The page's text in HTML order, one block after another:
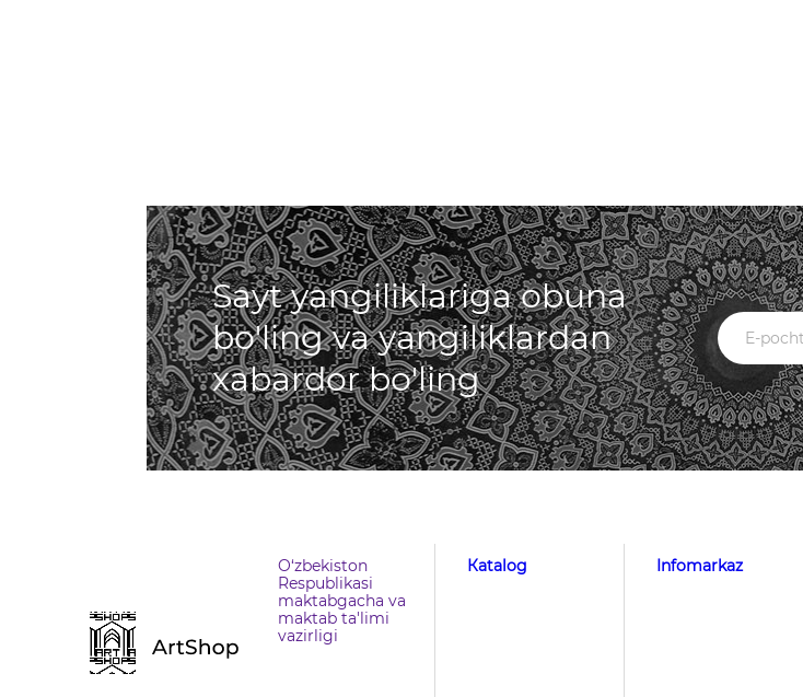
Sayt yangiliklariga obuna
bo'ling va yangiliklardan
xabardor bo'ling
O‘zbekiston
Respublikasi
maktabgacha va
maktab ta'limi
vazirligi
Кatalog Infomarkaz